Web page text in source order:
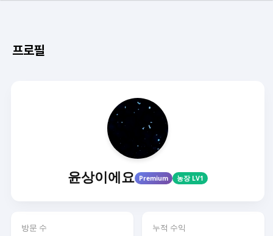
프로필
윤상이에요 Premium 농장 LV1
방문 수 누적 수익